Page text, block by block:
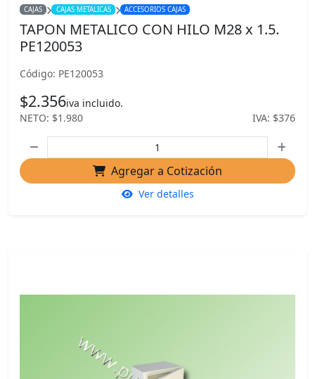
CAJAS CAJAS METALICAS ACCESORIOS CAJAS
TAPON METALICO CON HILO M28 x 1.5.
PE120053
Código: PE120053
$2.356iva incluido.
NETO: $1.980
IVA: $376
Agregar a Cotización
Ver detalles